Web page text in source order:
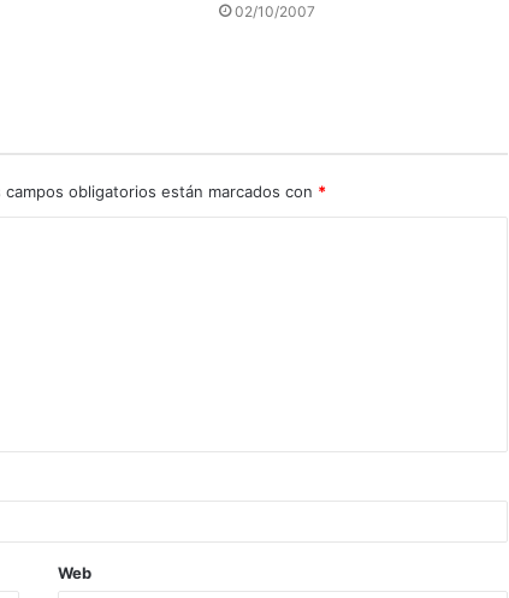
02/10/2007
campos obligatorios están marcados con *
Web